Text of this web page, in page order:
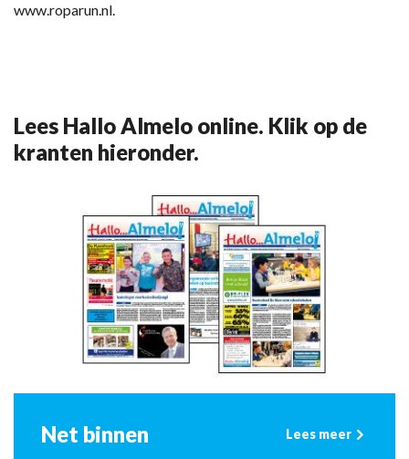
www.roparun.nl.
Lees Hallo Almelo online. Klik op de
kranten hieronder.
Net binnen Lees meer